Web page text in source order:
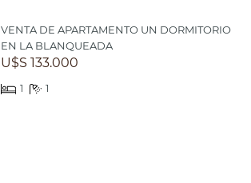
VENTA DE APARTAMENTO UN DORMITORIO
EN LA BLANQUEADA
U$S 133.000
1 1